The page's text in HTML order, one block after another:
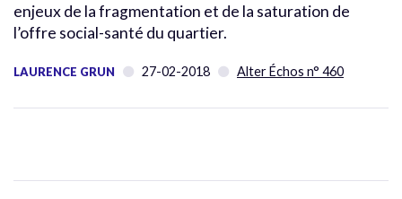
enjeux de la fragmentation et de la saturation de
l’offre social-santé du quartier.
LAURENCE GRUN 27-02-2018 Alter Échos n° 460